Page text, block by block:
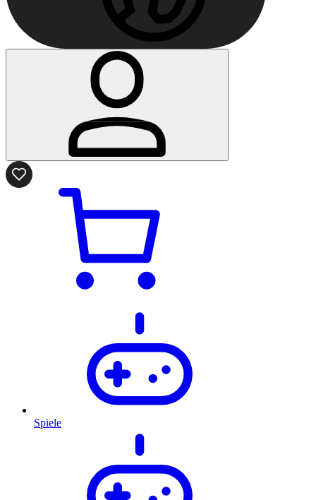
Spiele